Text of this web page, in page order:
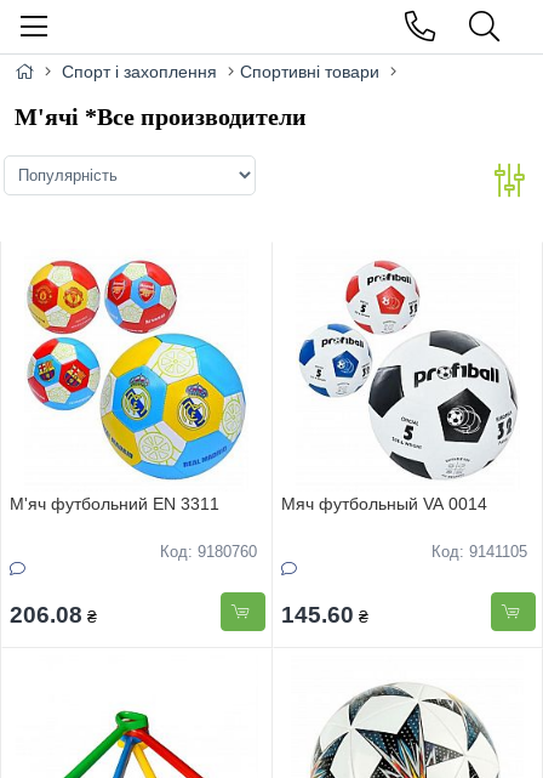
Спорт і захоплення Спортивні товари
М'ячі *Все производители
М'яч футбольний EN 3311
Код: 9180760
206.08 ₴
Мяч футбольный VA 0014
Код: 9141105
145.60 ₴